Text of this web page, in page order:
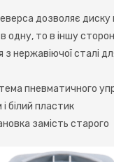
дозволяє диску
одну, то в іншу
з нержавіючої сталі
пневматичного
білий пластик
замість старого